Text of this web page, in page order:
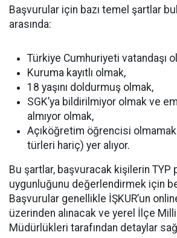
Başvurular için bazı temel şartlar
arasında:
Türkiye Cumhuriyeti vatandaşı
Kuruma kayıtlı olmak,
18 yaşını doldurmuş olmak,
SGK’ya bildirilmiyor olmak ve
almıyor olmak,
Açıköğretim öğrencisi
türleri hariç) yer alıyor.
Bu şartlar, başvuracak kişilerin TYP
uygunluğunu değerlendirmek için
Başvurular genellikle İŞKUR’un
üzerinden alınacak ve yerel İlçe
Müdürlükleri tarafından detaylar